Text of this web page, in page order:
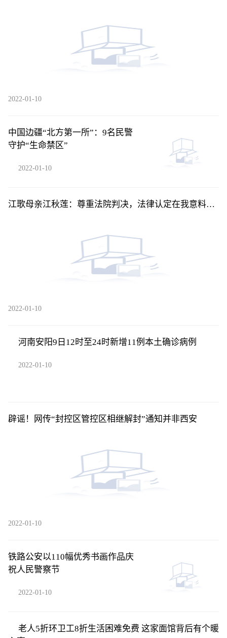
2022-01-10
中国边疆“北方第一所”：9名民警
守护“生命禁区”
2022-01-10
江歌母亲江秋莲：尊重法院判决，法律认定在我意料之
2022-01-10
河南安阳9日12时至24时新增11例本土确诊病例
2022-01-10
辟谣！网传“封控区管控区相继解封”通知并非西安
2022-01-10
铁路公安以110幅优秀书画作品庆
祝人民警察节
2022-01-10
老人5折环卫工8折生活困难免费 这家面馆背后有个暖